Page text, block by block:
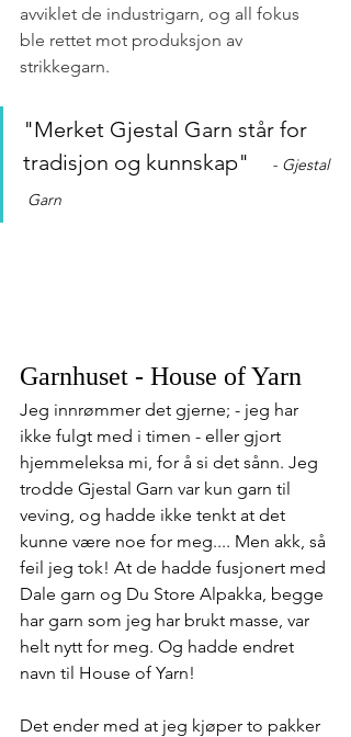
avviklet de industrigarn, og all fokus
ble rettet mot produksjon av
strikkegarn.
"Merket Gjestal Garn står for
tradisjon og kunnskap"
    - Gjestal
Garn
Garnhuset - House of Yarn
Jeg innrømmer det gjerne; - jeg har
ikke fulgt med i timen - eller gjort
hjemmeleksa mi, for å si det sånn. Jeg
trodde Gjestal Garn var kun garn til
veving, og hadde ikke tenkt at det
kunne være noe for meg.... Men akk, så
feil jeg tok! At de hadde fusjonert med
Dale garn og Du Store Alpakka, begge
har garn som jeg har brukt masse, var
helt nytt for meg. Og hadde endret
navn til House of Yarn!
Det ender med at jeg kjøper to pakker